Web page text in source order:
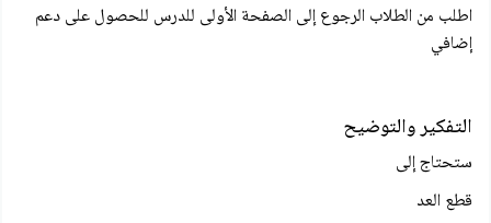
اطلب من الطلاب الرجوع إلى الصفحة الأولى للدرس للحصول على دعم
إضافي
التفكير والتوضيح
ستحتاج إلى
قطع العد